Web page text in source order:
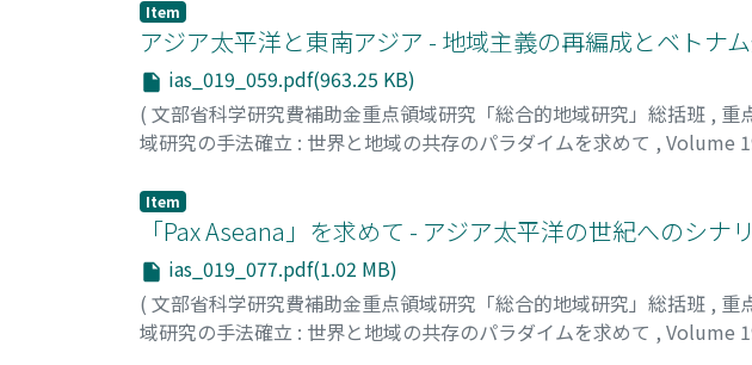
Item
アジア太平洋と東南アジア - 地域主義の再編成とベトナ
ias_019_059.pdf(963.25 KB)
( 文部省科学研究費補助金重点領域研究「総合的地域研究」総括班 , 重
域研究の手法確立 : 世界と地域の共存のパラダイムを求めて , Volume
Item
「Pax Aseana」を求めて - アジア太平洋の世紀へのシナ
ias_019_077.pdf(1.02 MB)
( 文部省科学研究費補助金重点領域研究「総合的地域研究」総括班 , 重
域研究の手法確立 : 世界と地域の共存のパラダイムを求めて , Volume